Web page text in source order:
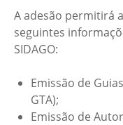
A adesão permitirá
seguintes
SIDAGO:
Emissão de
GTA);
Emissão de